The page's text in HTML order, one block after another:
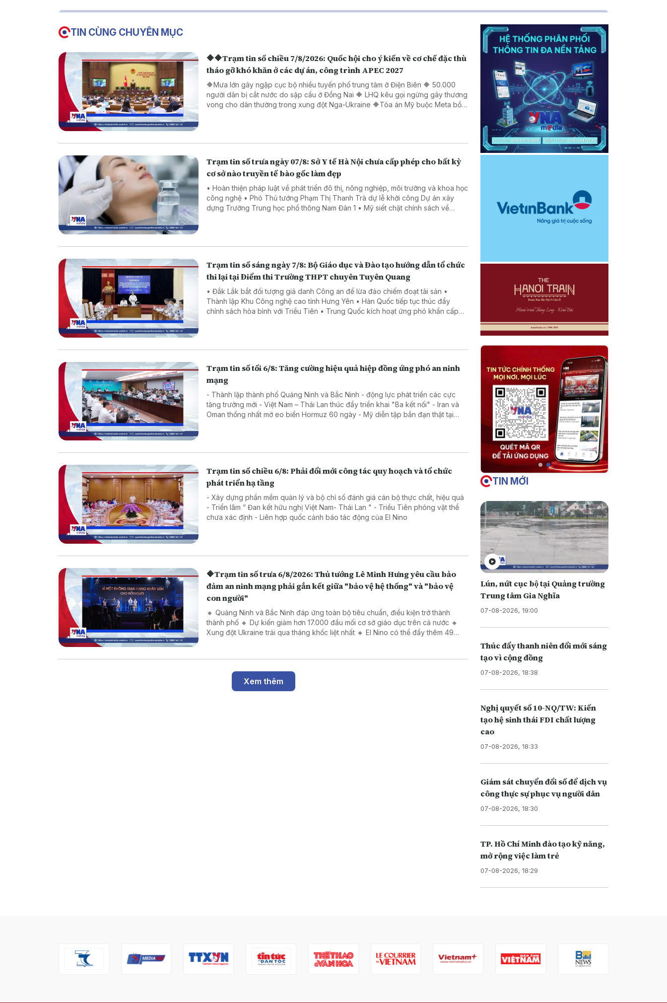
TIN CÙNG CHUYÊN MỤC
🔶🔶Trạm tin số chiều 7/8/2026: Quốc hội cho ý kiến về cơ chế đặc thù
tháo gỡ khó khăn ở các dự án, công trình APEC 2027
🔶Mưa lớn gây ngập cục bộ nhiều tuyến phố trung tâm ở Điện Biên 🔶 50.000
người dân bị cắt nước do sập cầu ở Đồng Nai 🔶 LHQ kêu gọi ngừng gây thương
vong cho dân thường trong xung đột Nga-Ukraine 🔶Tòa án Mỹ buộc Meta bồi
Trạm tin số trưa ngày 07/8: Sở Y tế Hà Nội chưa cấp phép cho bất kỳ
cơ sở nào truyền tế bào gốc làm đẹp
• Hoàn thiện pháp luật về phát triển đô thị, nông nghiệp, môi trường và khoa học
công nghệ • Phó Thủ tướng Phạm Thị Thanh Trà dự lễ khởi công Dự án xây
dựng Trường Trung học phổ thông Nam Đàn 1 • Mỹ siết chặt chính sách về
Trạm tin số sáng ngày 7/8: Bộ Giáo dục và Đào tạo hướng dẫn tổ chức
thi lại tại Điểm thi Trường THPT chuyên Tuyên Quang
• Đắk Lắk bắt đối tượng giả danh Công an để lừa đảo chiếm đoạt tài sản •
Thành lập Khu Công nghệ cao tỉnh Hưng Yên • Hàn Quốc tiếp tục thúc đẩy
chính sách hòa bình với Triều Tiên • Trung Quốc kích hoạt ứng phó khẩn cấp
Trạm tin số tối 6/8: Tăng cường hiệu quả hiệp đồng ứng phó an ninh
mạng
- Thành lập thành phố Quảng Ninh và Bắc Ninh - động lực phát triển các cực
tăng trưởng mới - Việt Nam – Thái Lan thúc đẩy triển khai "Ba kết nối" - Iran và
Oman thống nhất mở eo biển Hormuz 60 ngày - Mỹ diễn tập bắn đạn thật tại
Trạm tin số chiều 6/8: Phải đổi mới công tác quy hoạch và tổ chức
phát triển hạ tầng
- Xây dựng phần mềm quản lý và bộ chỉ số đánh giá cán bộ thực chất, hiệu quả
- Triển lãm “ Đan kết hữu nghị Việt Nam- Thái Lan " - Triều Tiên phóng vật thể
chưa xác định - Liên hợp quốc cảnh báo tác động của El Nino
🔶Trạm tin số trưa 6/8/2026: Thủ tướng Lê Minh Hưng yêu cầu bảo
đảm an ninh mạng phải gắn kết giữa "bảo vệ hệ thống" và "bảo vệ
con người"
🔸 Quảng Ninh và Bắc Ninh đáp ứng toàn bộ tiêu chuẩn, điều kiện trở thành
thành phố 🔸 Dự kiến giảm hơn 17.000 đầu mối cơ sở giáo dục trên cả nước 🔸
Xung đột Ukraine trải qua tháng khốc liệt nhất 🔸 El Nino có thể đẩy thêm 49
Xem thêm
TIN MỚI
Lún, nứt cục bộ tại Quảng trường
Trung tâm Gia Nghĩa
07-08-2026, 19:00
Thúc đẩy thanh niên đổi mới sáng
tạo vì cộng đồng
07-08-2026, 18:38
Nghị quyết số 10-NQ/TW: Kiến
tạo hệ sinh thái FDI chất lượng
cao
07-08-2026, 18:33
Giám sát chuyển đổi số để dịch vụ
công thực sự phục vụ người dân
07-08-2026, 18:30
TP. Hồ Chí Minh đào tạo kỹ năng,
mở rộng việc làm trẻ
07-08-2026, 18:29